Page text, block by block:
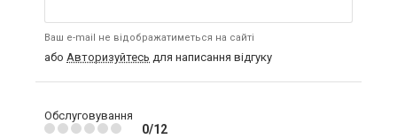
Ваш e-mail не відображатиметься на сайті
або Авторизуйтесь для написання відгуку
Обслуговування
0/12